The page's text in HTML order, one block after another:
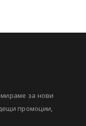
за нови
промоции,